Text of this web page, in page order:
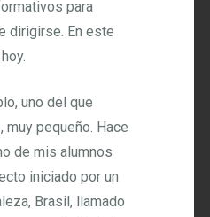
para
dirigirse. En este
uno del que
muy pequeño. Hace
de mis alumnos
iniciado por un
Brasil, llamado